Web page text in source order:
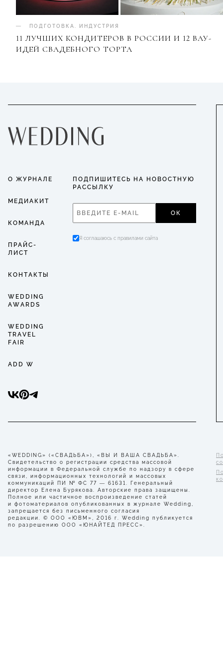
ПОДГОТОВКА ИНДУСТРИЯ
11 ЛУЧШИХ КОНДИТЕРОВ В РОССИИ И 12 ВАУ-
ИДЕЙ СВАДЕБНОГО ТОРТА
О ЖУРНАЛЕ
МЕДИАКИТ
КОМАНДА
ПРАЙС-
ЛИСТ
КОНТАКТЫ
WEDDING
AWARDS
WEDDING
TRAVEL
FAIR
ADD W
ПОДПИШИТЕСЬ НА НОВОСТНУЮ
РАССЫЛКУ
ОК
Я соглашаюсь с правилами сайта
«WEDDING» («СВАДЬБА»), «ВЫ И ВАША СВАДЬБА».
Свидетельство о регистрации средства массовой
информации в Федеральной службе по надзору в сфере
связи, информационных технологий и массовых
коммуникаций ПИ № ФС 77 — 61631. Генеральный
директор Елена Бурякова. Авторские права защищены.
Полное или частичное воспроизведение статей
и фотоматериалов опубликованных в журнале Wedding,
запрещается без письменного согласия
редакции. © ООО «ЮВМ», 2016 г. Wedding публикуется
по разрешению ООО «ЮНАЙТЕД ПРЕСС».